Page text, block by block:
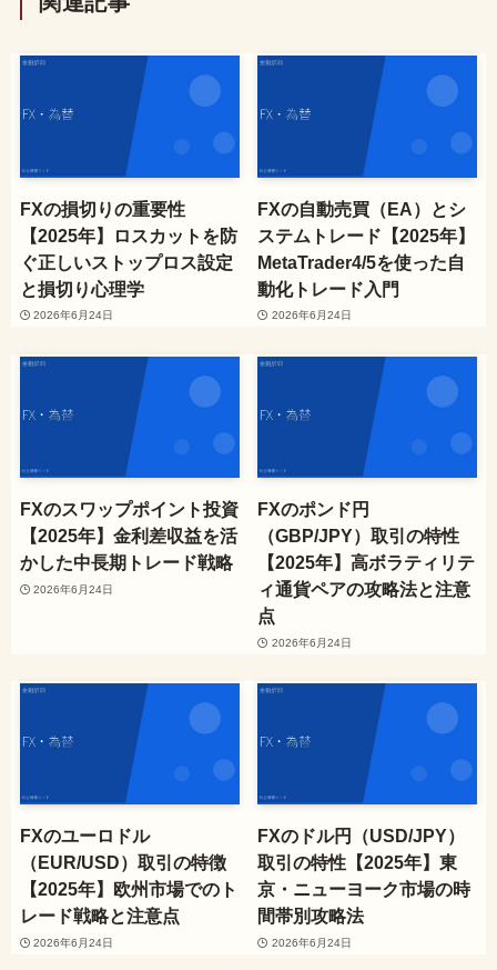
FXの損切りの重要性
【2025年】ロスカットを防
ぐ正しいストップロス設定
と損切り心理学
2026年6月24日
FXの自動売買（EA）とシ
ステムトレード【2025年】
MetaTrader4/5を使った自
動化トレード入門
2026年6月24日
FXのスワップポイント投資
【2025年】金利差収益を活
かした中長期トレード戦略
2026年6月24日
FXのポンド円
（GBP/JPY）取引の特性
【2025年】高ボラティリテ
ィ通貨ペアの攻略法と注意
点
2026年6月24日
FXのユーロドル
（EUR/USD）取引の特徴
【2025年】欧州市場でのト
レード戦略と注意点
2026年6月24日
FXのドル円（USD/JPY）
取引の特性【2025年】東
京・ニューヨーク市場の時
間帯別攻略法
2026年6月24日